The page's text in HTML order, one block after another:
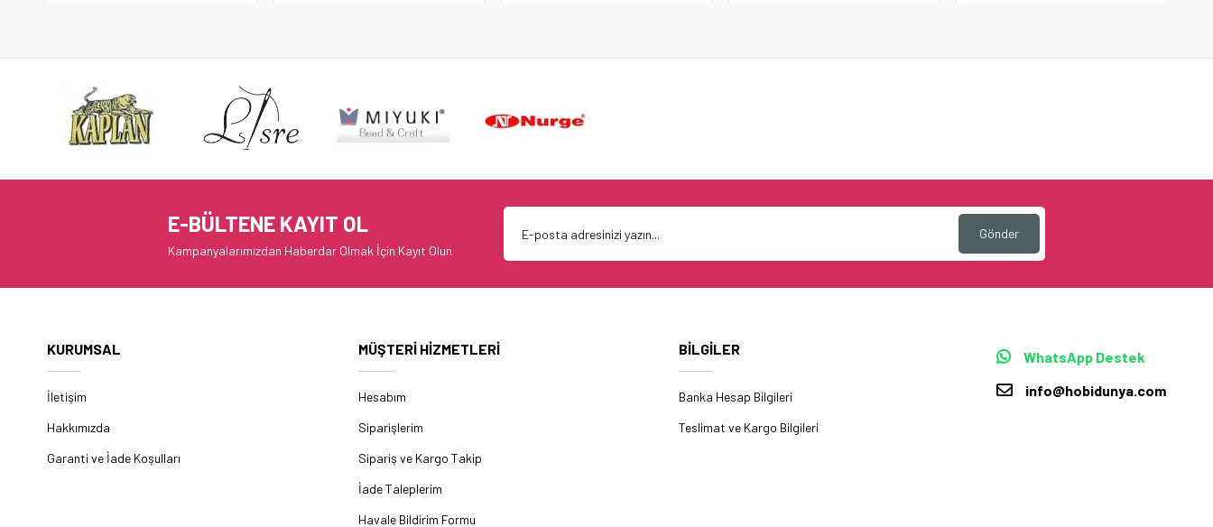
E-BÜLTENE KAYIT OL
Kampanyalarımızdan Haberdar Olmak İçin Kayıt Olun
Gönder
KURUMSAL
İletişim
Hakkımızda
Garanti ve İade Koşulları
MÜŞTERİ HİZMETLERİ
Hesabım
Siparişlerim
Sipariş ve Kargo Takip
İade Taleplerim
Havale Bildirim Formu
BİLGİLER
Banka Hesap Bilgileri
Teslimat ve Kargo Bilgileri
WhatsApp Destek
info@hobidunya.com